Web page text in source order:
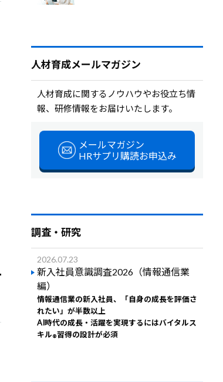
人材育成メールマガジン
人材育成に関するノウハウやお役立ち情
報、研修情報をお届けいたします。
メールマガジン
HRサプリ購読お申込み
調査・研究
2026.07.23
新入社員意識調査2026（情報通信業
編）
情報通信業の新入社員、「自身の成長を評価さ
れたい」が半数以上
AI時代の成長・活躍を実現するにはバイタルス
キル®習得の設計が必須